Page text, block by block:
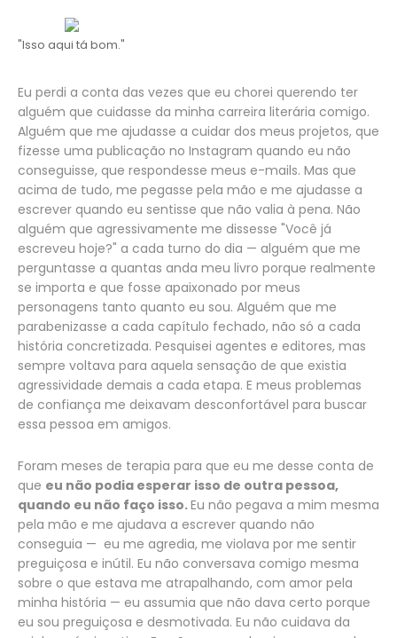
"Isso aqui tá bom."
Eu perdi a conta das vezes que eu chorei querendo ter
alguém que cuidasse da minha carreira literária comigo.
Alguém que me ajudasse a cuidar dos meus projetos, que
fizesse uma publicação no Instagram quando eu não
conseguisse, que respondesse meus e-mails. Mas que
acima de tudo, me pegasse pela mão e me ajudasse a
escrever quando eu sentisse que não valia à pena. Não
alguém que agressivamente me dissesse "Você já
escreveu hoje?" a cada turno do dia — alguém que me
perguntasse a quantas anda meu livro porque realmente
se importa e que fosse apaixonado por meus
personagens tanto quanto eu sou. Alguém que me
parabenizasse a cada capítulo fechado, não só a cada
história concretizada. Pesquisei agentes e editores, mas
sempre voltava para aquela sensação de que existia
agressividade demais a cada etapa. E meus problemas
de confiança me deixavam desconfortável para buscar
essa pessoa em amigos.
Foram meses de terapia para que eu me desse conta de
que eu não podia esperar isso de outra pessoa,
quando eu não faço isso.Eu não pegava a mim mesma
pela mão e me ajudava a escrever quando não
conseguia — eu me agredia, me violava por me sentir
preguiçosa e inútil. Eu não conversava comigo mesma
sobre o que estava me atrapalhando, com amor pela
minha história — eu assumia que não dava certo porque
eu sou preguiçosa e desmotivada. Eu não cuidava da